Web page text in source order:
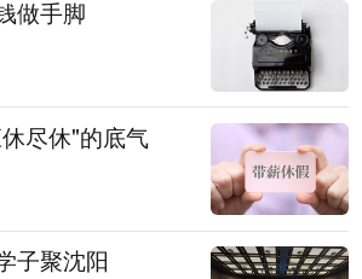
做手脚
尽休"的底气
子聚沈阳